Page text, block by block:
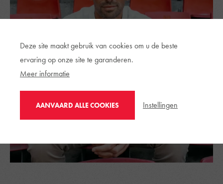
Deze site maakt gebruik van cookies om u de beste
ervaring op onze site te garanderen.
Meer informatie
AANVAARD ALLE COOKIES Instellingen